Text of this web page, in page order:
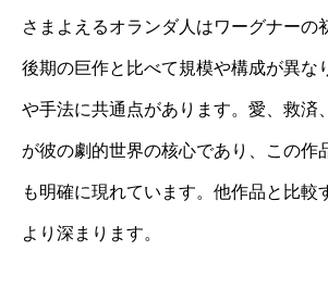
さまよえるオランダ人はワーグナーの
後期の巨作と比べて規模や構成が異な
や手法に共通点があります。愛、救済
が彼の劇的世界の核心であり、この作
も明確に現れています。他作品と比較
より深まります。